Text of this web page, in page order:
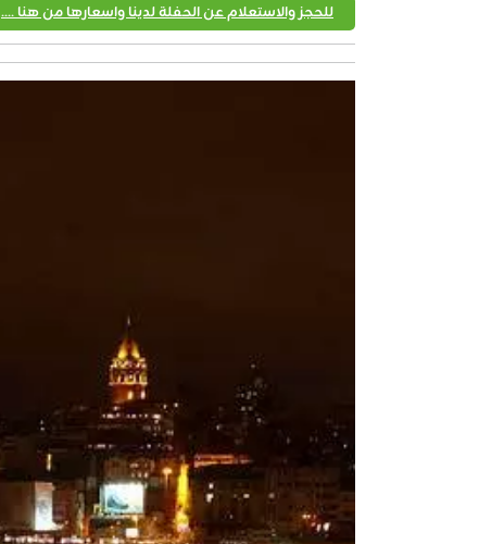
للحجز والاستعلام عن الحفلة لدينا واسعارها من هنا ....